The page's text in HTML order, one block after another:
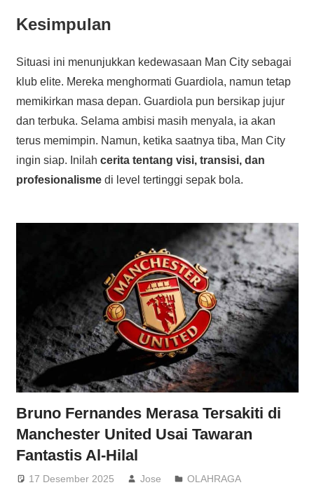
Kesimpulan
Situasi ini menunjukkan kedewasaan Man City sebagai
klub elite. Mereka menghormati Guardiola, namun tetap
memikirkan masa depan. Guardiola pun bersikap jujur
dan terbuka. Selama ambisi masih menyala, ia akan
terus memimpin. Namun, ketika saatnya tiba, Man City
ingin siap. Inilah cerita tentang visi, transisi, dan
profesionalismedi level tertinggi sepak bola.
Bruno Fernandes Merasa Tersakiti di
Manchester United Usai Tawaran
Fantastis Al-Hilal
17 Desember 2025 Jose OLAHRAGA